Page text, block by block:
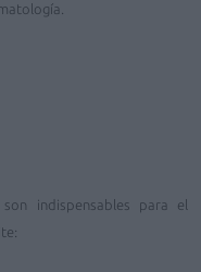
indispensables para el